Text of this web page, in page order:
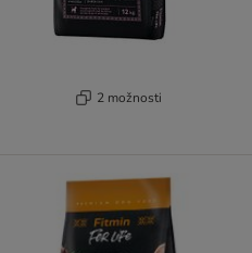
2 možnosti